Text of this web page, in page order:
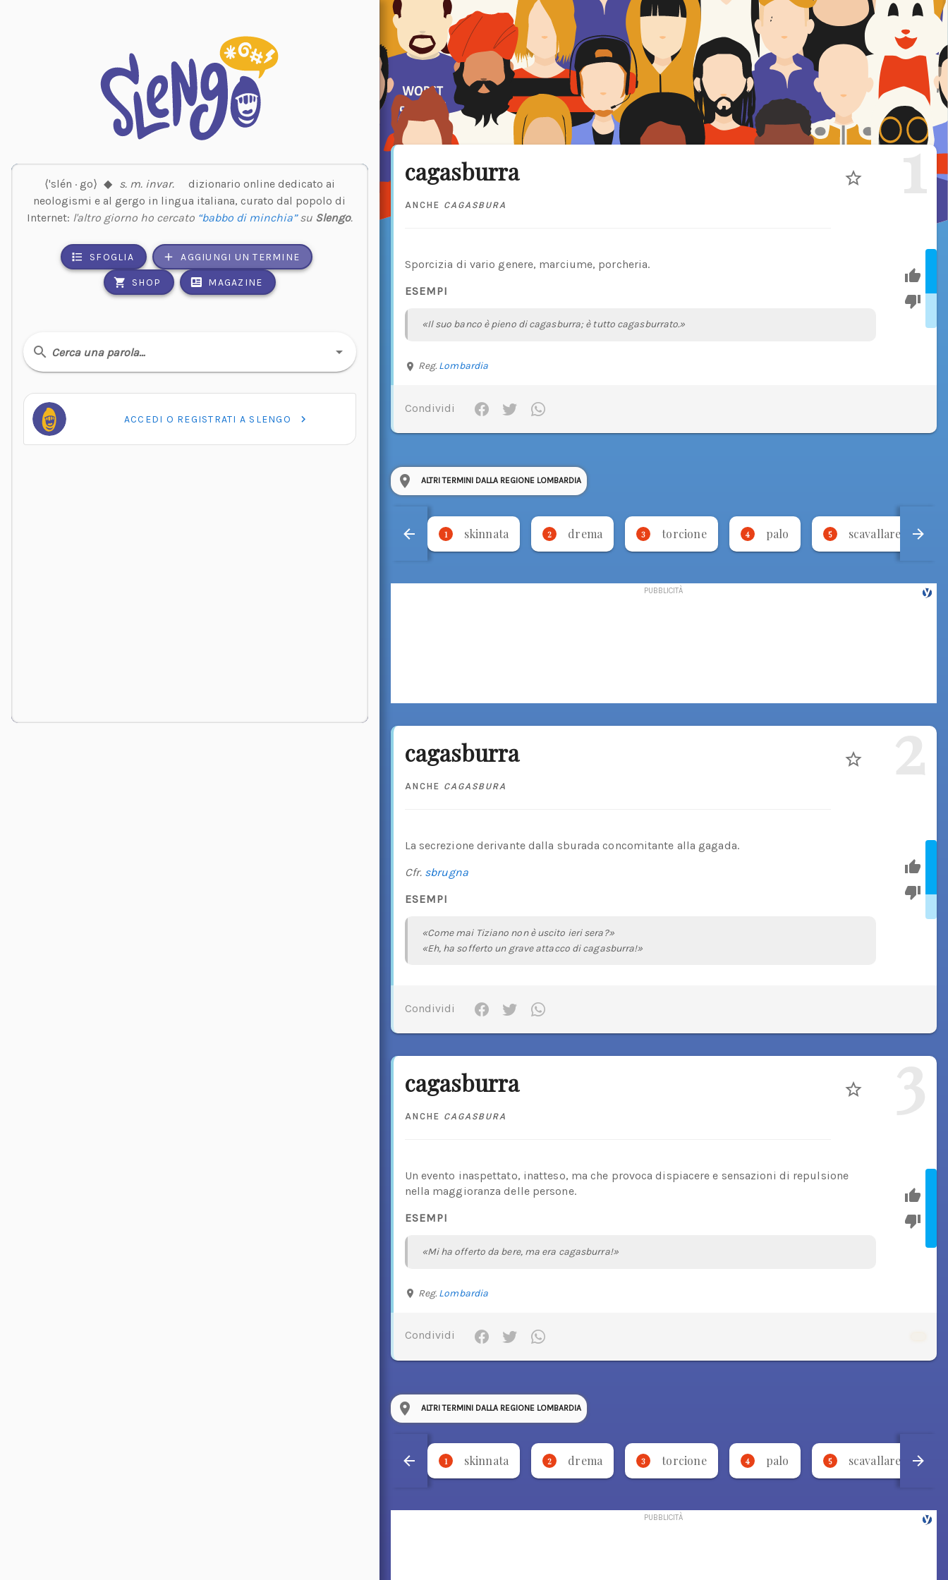
⟨'slén · go⟩ ◆ s. m. invar.
dizionario online dedicato ai
neologismi e al gergo in lingua italiana, curato dal popolo di
Internet: l'altro giorno ho cercato “babbo di minchia”su Slengo.
SFOGLIA AGGIUNGI UN TERMINE
SHOP MAGAZINE
Cerca una parola…
ACCEDI O REGISTRATI A SLENGO
cagasburra
ANCHE CAGASBURA 1
Sporcizia di vario genere, marciume, porcheria.
ESEMPI
«Il suo banco è pieno di cagasburra; è tutto cagasburrato.»
Reg. Lombardia
Condividi
ALTRI TERMINI DALLA REGIONE LOMBARDIA
1 skinnata 2 drema 3 torcione 4 palo 5 scavallare
cagasburra
ANCHE CAGASBURA 2
La secrezione derivante dalla sburada concomitante alla gagada.
Cfr. sbrugna
ESEMPI
«Come mai Tiziano non è uscito ieri sera?»
«Eh, ha sofferto un grave attacco di cagasburra!»
Condividi
cagasburra
ANCHE CAGASBURA 3
Un evento inaspettato, inatteso, ma che provoca dispiacere e sensazioni di repulsione
nella maggioranza delle persone.
ESEMPI
«Mi ha offerto da bere, ma era cagasburra!»
Reg. Lombardia
Condividi
ALTRI TERMINI DALLA REGIONE LOMBARDIA
1 skinnata 2 drema 3 torcione 4 palo 5 scavallare